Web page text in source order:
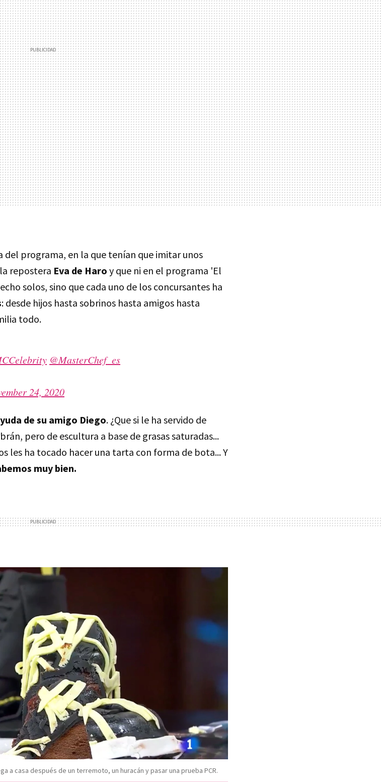
del programa, en la que tenían que imitar unos
repostera Eva de Haro y que ni en el programa 'El
solos, sino que cada uno de los concursantes ha
: desde hijos hasta sobrinos hasta amigos hasta
todo.
@MasterChef_es
24, 2020
de su amigo Diego. ¿Que si le ha servido de
pero de escultura a base de grasas saturadas...
les ha tocado hacer una tarta con forma de bota... Y
muy bien.
a casa después de un terremoto, un huracán y pasar una prueba PCR.